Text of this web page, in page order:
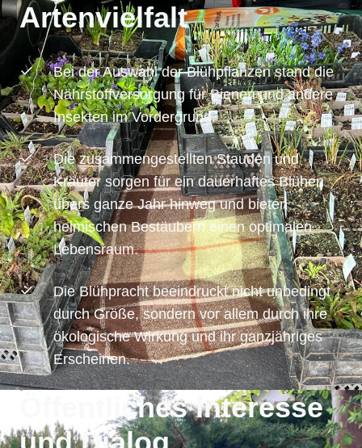
Artenvielfalt
Bei der Auswahl der Blühpflanzen stand die
Nährstoffversorgung für Bienen und andere
Insekten im Vordergrund.
Die zusammengestellten Stauden und
Kräuter sorgen für ein dauerhaftes Blühen
übers ganze Jahr hinweg und bieten
heimischen Bestäubern einen optimalen
Lebensraum.
Die Blühpracht beeindruckt nicht unbedingt
durch Größe, sondern vor allem durch ihre
ökologische Wirkung und ihr ganzjähriges
Erscheinen.
Öffentliches Interesse